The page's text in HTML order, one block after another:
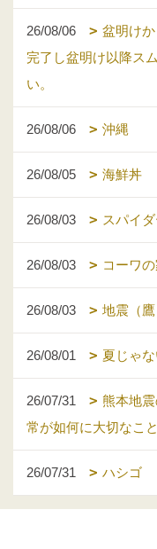
26/08/06
盆明け
完了し盆明け以降ス
い。
26/08/06 沖縄
26/08/05 海鮮丼
26/08/03 スパイ
26/08/03 コーワ
26/08/03 地震（鷹
26/08/01 夏じゃ
26/07/31
熊本地
常が如何に大切なこ
26/07/31 ハシゴ